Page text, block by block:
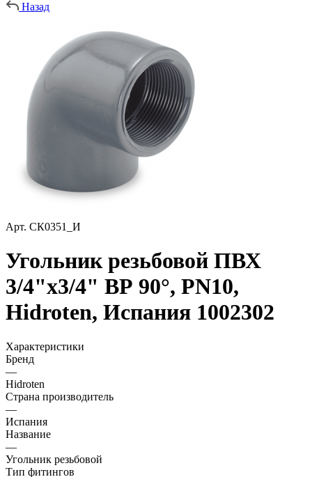
Назад
Арт. СК0351_И
Угольник резьбовой ПВХ
3/4"х3/4" ВР 90°, PN10,
Hidroten, Испания 1002302
Характеристики
Бренд
—
Hidroten
Страна производитель
—
Испания
Название
—
Угольник резьбовой
Тип фитингов